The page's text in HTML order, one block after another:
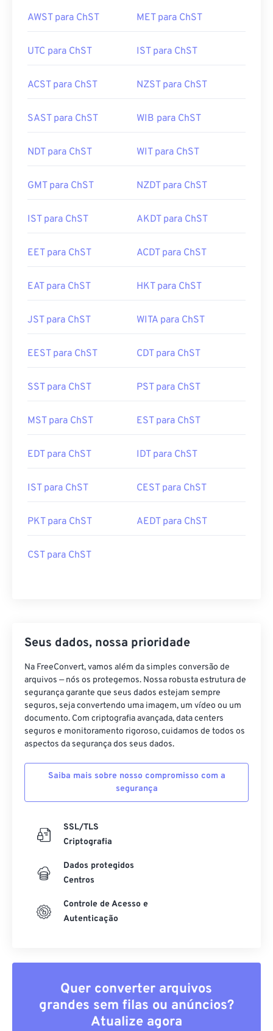
AWST para ChST MET para ChST
UTC para ChST IST para ChST
ACST para ChST NZST para ChST
SAST para ChST WIB para ChST
NDT para ChST WIT para ChST
GMT para ChST NZDT para ChST
IST para ChST AKDT para ChST
EET para ChST ACDT para ChST
EAT para ChST HKT para ChST
JST para ChST WITA para ChST
EEST para ChST CDT para ChST
SST para ChST PST para ChST
MST para ChST EST para ChST
EDT para ChST IDT para ChST
IST para ChST CEST para ChST
PKT para ChST AEDT para ChST
CST para ChST
Seus dados, nossa prioridade
Na FreeConvert, vamos além da simples conversão de
arquivos — nós os protegemos. Nossa robusta estrutura de
segurança garante que seus dados estejam sempre
seguros, seja convertendo uma imagem, um vídeo ou um
documento. Com criptografia avançada, data centers
seguros e monitoramento rigoroso, cuidamos de todos os
aspectos da segurança dos seus dados.
Saiba mais sobre nosso compromisso com a
segurança
SSL/TLS
Criptografia
Dados protegidos
Centros
Controle de Acesso e
Autenticação
Quer converter arquivos
grandes sem filas ou anúncios?
Atualize agora